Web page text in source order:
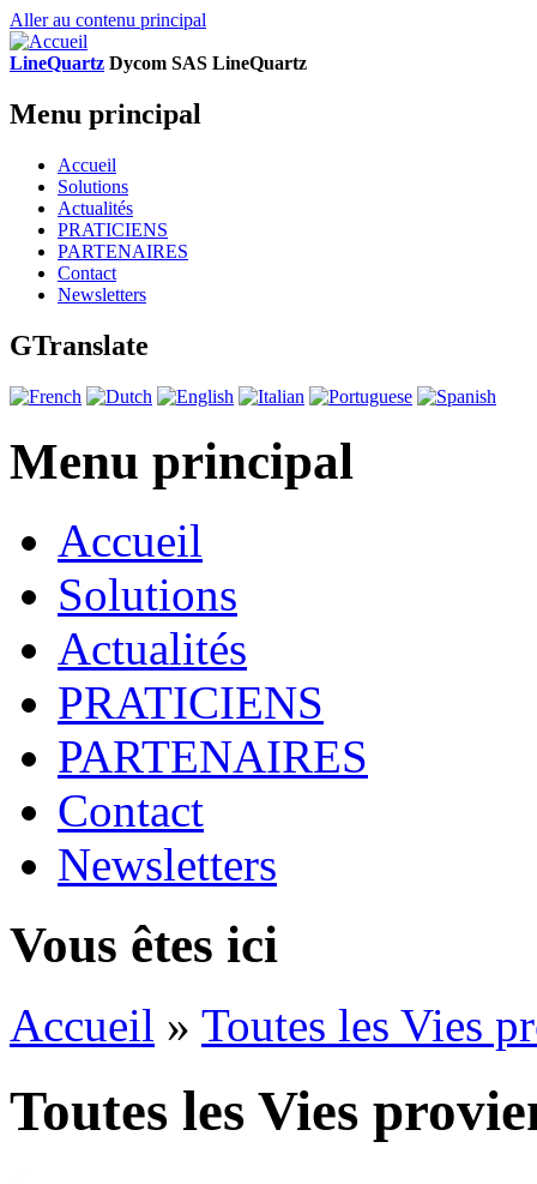
Aller au contenu principal
LineQuartz Dycom SAS LineQuartz
Menu principal
Accueil
Solutions
Actualités
PRATICIENS
PARTENAIRES
Contact
Newsletters
GTranslate
Menu principal
Accueil
Solutions
Actualités
PRATICIENS
PARTENAIRES
Contact
Newsletters
Vous êtes ici
Accueil » Toutes les Vies
Toutes les Vies